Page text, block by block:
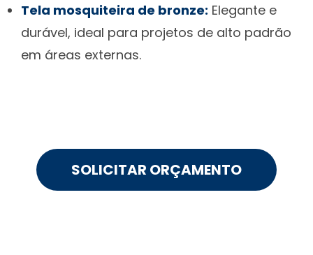
Tela mosquiteira de bronze: Elegante e
durável, ideal para projetos de alto padrão
em áreas externas.
SOLICITAR ORÇAMENTO